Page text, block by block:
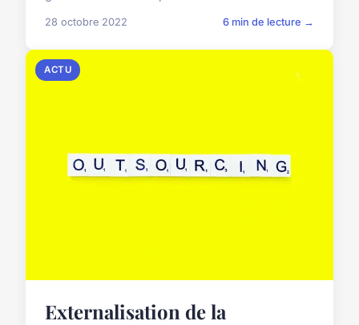
28 octobre 2022 6 min de lecture →
ACTU
Externalisation de la